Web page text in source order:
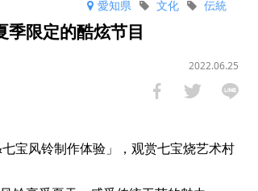
愛知県 伝統
文化
季限定的酷炫节目
2022.06.25
宝风铃制作体验」，观赏七宝烧艺术村